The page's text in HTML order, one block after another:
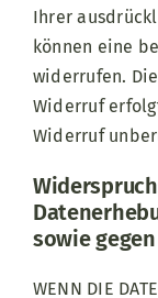
Ihrer
können eine
widerrufen.
Widerruf
Widerruf
sowie
WENN DIE